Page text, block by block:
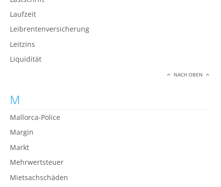
Laufzeit
Leibrentenversicherung
Leitzins
Liquidität
NACH OBEN
M
Mallorca-Police
Margin
Markt
Mehrwertsteuer
Mietsachschäden